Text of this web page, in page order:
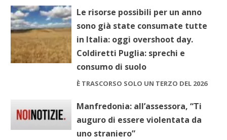
Le risorse possibili per un anno
sono già state consumate tutte
in Italia: oggi overshoot day.
Coldiretti Puglia: sprechi e
consumo di suolo
È TRASCORSO SOLO UN TERZO DEL 2026
Manfredonia: all’assessora, “Ti
auguro di essere violentata da
uno straniero”